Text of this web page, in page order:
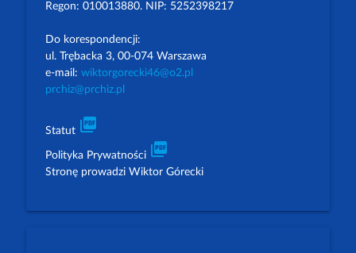
Regon: 010013880. NIP: 5252398217
Do korespondencji:
ul. Trębacka 3, 00-074 Warszawa
e-mail: wiktorgorecki46@o2.pl
prchiz@prchiz.pl
Statut picture_as_pdf
Polityka Prywatności picture_as_pdf
Stronę prowadzi Wiktor Górecki